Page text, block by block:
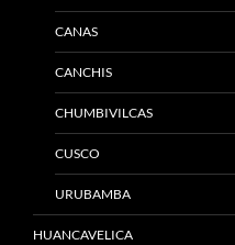
CANAS
CANCHIS
CHUMBIVILCAS
CUSCO
URUBAMBA
HUANCAVELICA